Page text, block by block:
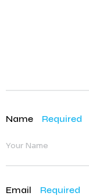
Name Required
Email Required